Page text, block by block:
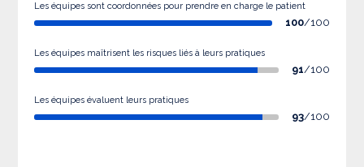
Les équipes sont coordonnées pour prendre en charge le patient
100/100
Les équipes maîtrisent les risques liés à leurs pratiques
91/100
Les équipes évaluent leurs pratiques
93/100